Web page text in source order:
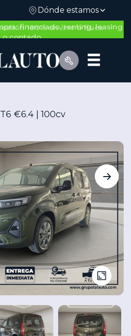
Dónde estamos
100% on-line o física
Seminuevos
y
Ocasión
Cita
Taller
€6.4 | 100cv